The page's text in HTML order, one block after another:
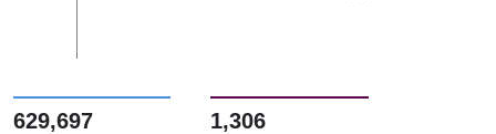
629,697 1,306